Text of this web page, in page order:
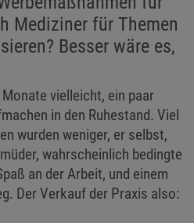
Mediziner für Themen
Besser wäre es,
vielleicht, ein paar
in den Ruhestand. Viel
wurden weniger, er selbst,
wahrscheinlich bedingte
an der Arbeit, und einem
Der Verkauf der Praxis also: